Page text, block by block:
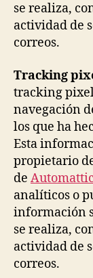
se realiza,
actividad de
correos.
Tracking
tracking
navegación
los que ha
Esta
propietario
de Automattic
analíticos o
información
se realiza,
actividad de
correos.